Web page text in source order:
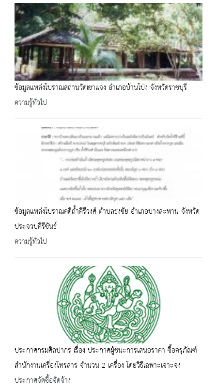
ข้อมูลแหล่งโบราณสถานวัดเขาแจง อำเภอบ้านโป่ง จังหวัดราชบุรี
ความรู้ทั่วไป
ข้อมูลแหล่งโบราณคดีถ้ำคีรีวงศ์ ตำบลธงชัย อำเภอบางสะพาน จังหวัด
ประจวบคีรีขันธ์
ความรู้ทั่วไป
ประกาศกรมศิลปากร เรื่อง ประกาศผู้ชนะการเสนอราคา ซื้อครุภัณฑ์
สำนักงานเครื่องโทรสาร จำนวน 2 เครื่อง โดยวิธีเฉพาะเจาะจง
ประกาศจัดซื้อจัดจ้าง